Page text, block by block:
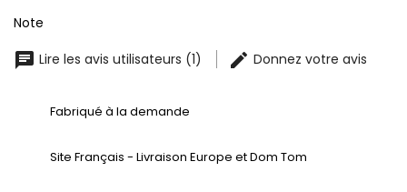
Note
Lire les avis utilisateurs (1)
Donnez votre avis
Fabriqué à la demande
Site Français - Livraison Europe et Dom Tom